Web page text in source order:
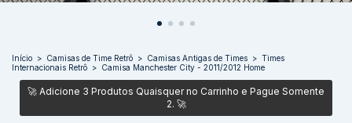
Início > Camisas de Time Retrô > Camisas Antigas de Times > Times
Internacionais Retrô > Camisa Manchester City - 2011/2012 Home